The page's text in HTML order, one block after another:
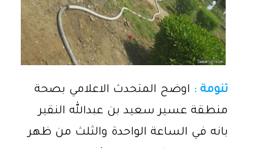
تنومة : اوضح المتحدث الاعلامي بصحة
منطقة عسير سعيد بن عبدالله النقير
بانه في الساعة الواحدة والثلث من ظهر